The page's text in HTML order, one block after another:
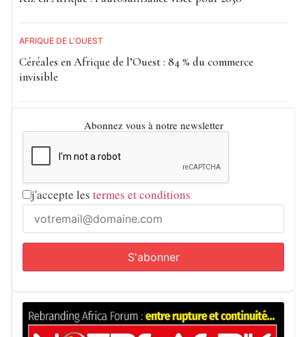
AFRIQUE DE L'OUEST
Céréales en Afrique de l’Ouest : 84 % du commerce
invisible
Abonnez vous à notre newsletter
j'accepte les termes et conditions